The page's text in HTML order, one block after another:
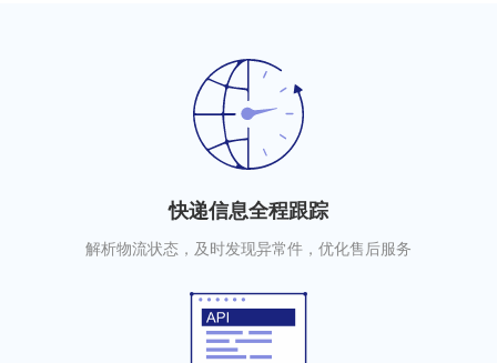
快递信息全程跟踪
解析物流状态，及时发现异常件，优化售后服务